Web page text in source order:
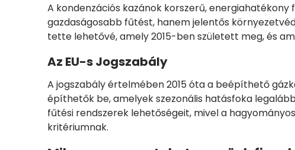
A kondenzációs kazánok korszerű,
gazdaságosabb fűtést, hanem jelentős
tette lehetővé, amely 2015-ben született meg, és
Az EU-s Jogszabály
A jogszabály értelmében 2015 óta a beépíthető
építhetők be, amelyek szezonális hatásfoka
fűtési rendszerek lehetőségeit, mivel a
kritériumnak.